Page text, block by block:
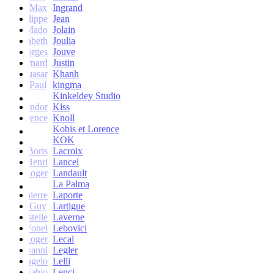
Max Ingrand
Philippe Jean
Mado Jolain
Elisabeth Joulia
Georges Jouve
Bernard Justin
Quasar Khanh
Paul
kingma
Kinkeldey Studio
Sandor Kiss
Florence Knoll
Kobis et Lorence
KOK
Jean-Boris Lacroix
Henri Lancel
Roger Landault
La Palma
Jean-pierre Laporte
Guy Lartigue
et Estelle Laverne
Yonel Lebovici
Roger Lecal
Giovanni Legler
Angelo Lelli